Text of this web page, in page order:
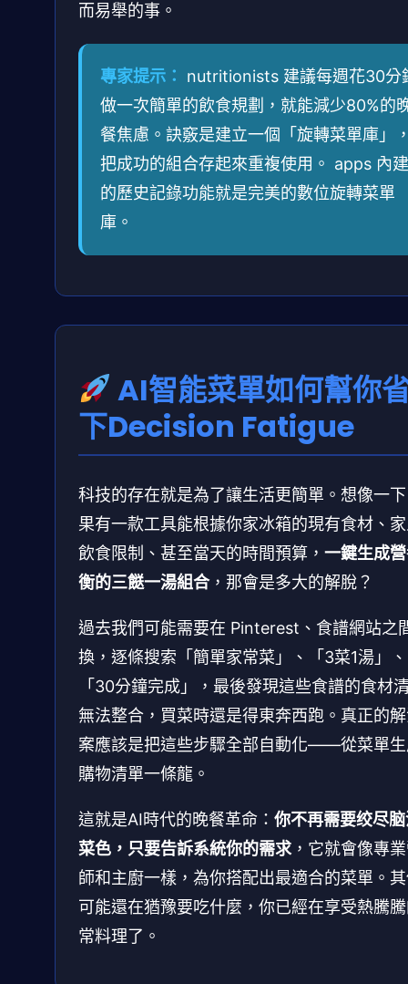
而易舉的事。
專家提示：
nutritionists 建議每週花30分
做一次簡單的飲食規劃，就能減少80%的
餐焦慮。訣竅是建立一個「旋轉菜單庫」
把成功的組合存起來重複使用。 apps 內建
的歷史記錄功能就是完美的數位旋轉菜單
庫。
AI智能菜單如何幫你
下Decision Fatigue
科技的存在就是為了讓生活更簡單。想像一
果有一款工具能根據你家冰箱的現有食材、
飲食限制、甚至當天的時間預算， 一鍵生成
衡的三餸一湯組合，那會是多大的解脫？
過去我們可能需要在 Pinterest、食譜網站之
換，逐條搜索「簡單家常菜」、「3菜1湯」、
「30分鐘完成」，最後發現這些食譜的食材
無法整合，買菜時還是得東奔西跑。真正的
案應該是把這些步驟全部自動化——從菜單
購物清單一條龍。
這就是AI時代的晚餐革命： 你不再需要绞尽
菜色，只要告訴系統你的需求，它就會像專
師和主廚一樣，為你搭配出最適合的菜單。
可能還在猶豫要吃什麼，你已經在享受熱騰
常料理了。